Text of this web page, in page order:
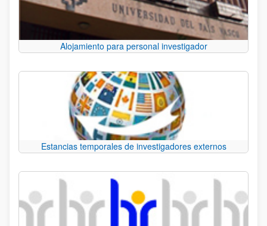
Alojamiento para personal investigador
Estancias temporales de investigadores externos